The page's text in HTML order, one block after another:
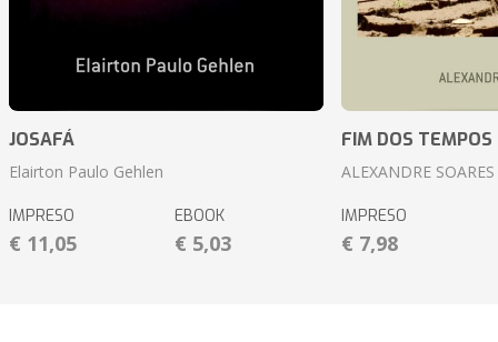
JOSAFÁ
Elairton Paulo Gehlen
IMPRESO
€ 11,05
EBOOK
€ 5,03
FIM DOS TEMPOS
ALEXANDRE SOARES
IMPRESO
€ 7,98